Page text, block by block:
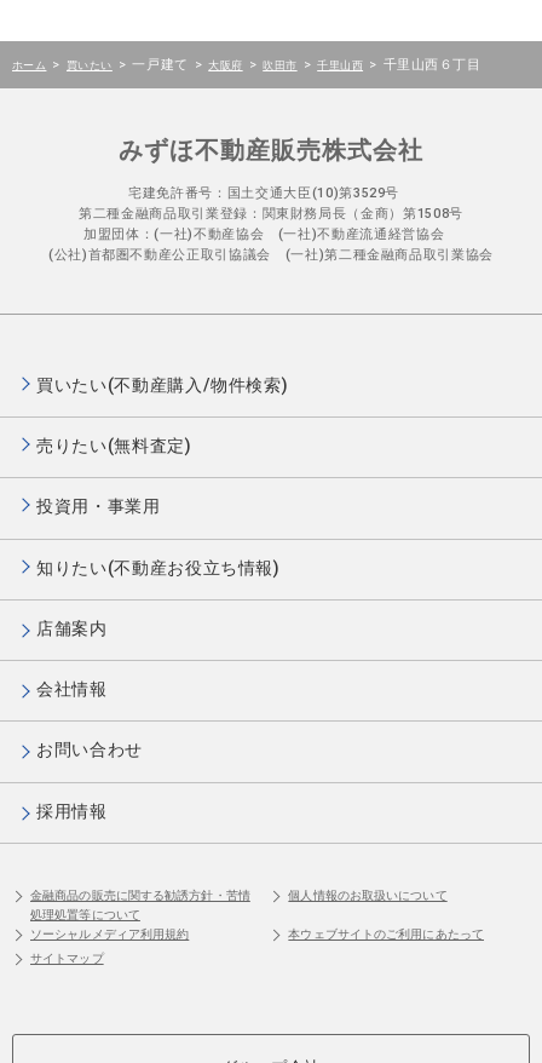
ホーム > 買いたい > 一戸建て > 大阪府 > 吹田市 > 千里山西 > 千里山西６丁目
みずほ不動産販売株式会社
宅建免許番号：国土交通大臣(10)第3529号
第二種金融商品取引業登録：関東財務局長（金商）第1508号
加盟団体：(一社)不動産協会 (一社)不動産流通経営協会
(公社)首都圏不動産公正取引協議会 (一社)第二種金融商品取引業協会
買いたい(不動産購入/物件検索)
売りたい(無料査定)
投資用・事業用
知りたい(不動産お役立ち情報)
店舗案内
会社情報
お問い合わせ
採用情報
金融商品の販売に関する勧誘方針・苦情
処理処置等について
個人情報のお取扱いについて
ソーシャルメディア利用規約
本ウェブサイトのご利用にあたって
サイトマップ